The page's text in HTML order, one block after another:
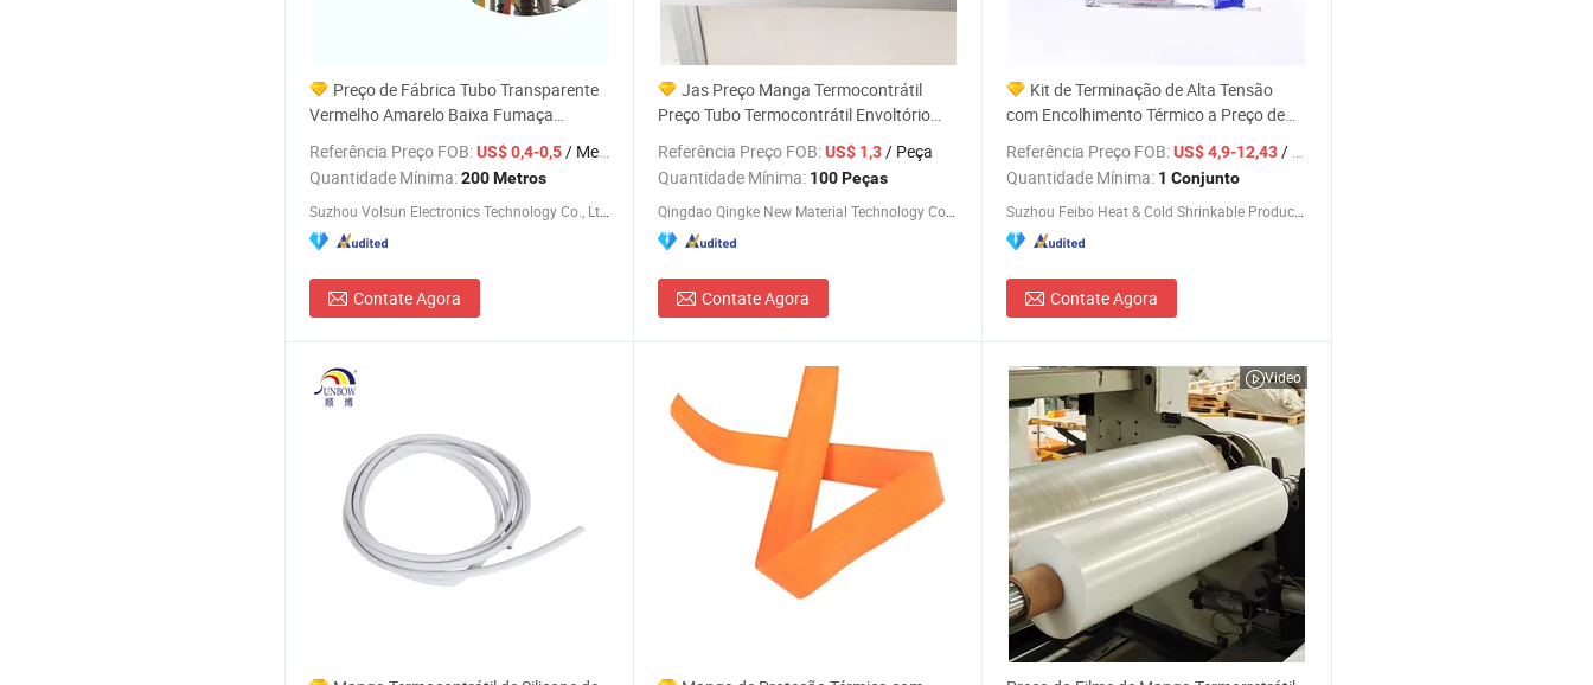
Preço de Fábrica Tubo Transparente
Vermelho Amarelo Baixa Fumaça
Mangueira Termocontrátil para
Barramento
Referência Preço FOB:US$ 0,4-0,5/ Metro
Quantidade Mínima:200 Metros
Contate Agora
Jas Preço Manga Termocontrátil
Preço Tubo Termocontrátil Envoltório
Termocontrátil Tubo
Referência Preço FOB:US$ 1,3/ Peça
Quantidade Mínima: 100 Peças
Qingdao Qingke New Material Technology Co., Ltd.
Contate Agora
Kit de Terminação de Alta Tensão
com Encolhimento Térmico a Preço de
Fábrica 11kv Acessórios de Cabo com
Mangueira Encolhível para Uso Externo
Referência Preço FOB:US$ 4,9-12,43/ Conjunto
Quantidade Mínima: 1 Conjunto
Suzhou Feibo Heat & Cold Shrinkable Products Co., Ltd.
Contate Agora
Video